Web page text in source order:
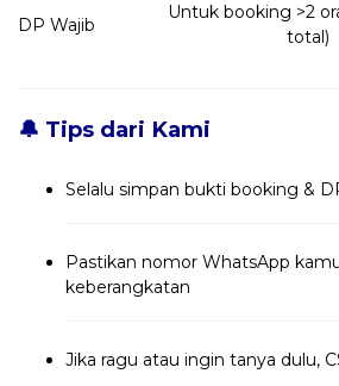
DP Wajib
Untuk booking >2
total)
🔔 Tips dari Kami
Selalu simpan bukti booking &
Pastikan nomor WhatsApp
keberangkatan
Jika ragu atau ingin tanya dulu,